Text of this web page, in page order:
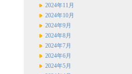
2024年11月
2024年10月
2024年9月
2024年8月
2024年7月
2024年6月
2024年5月